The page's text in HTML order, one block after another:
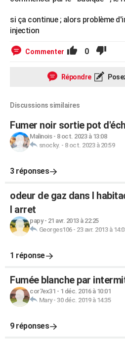
si ça continue ; alors problème
injection
Commenter 0
Répondre
Discussions similaires
Fumer noir sortie pot
Malinois- 8 oct. 2023 à 13:08
snocky. - 8 oct. 2023 à 20:59
3 réponses
odeur de gaz dans l
l arret
papy- 21 avr. 2013 à 22:25
Georges106- 23 avr. 2013 à
1 réponse
Fumée blanche par
cor7ex31 - 1 déc. 2016 à 10:01
Mary- 30 déc. 2019 à 14:35
9 réponses